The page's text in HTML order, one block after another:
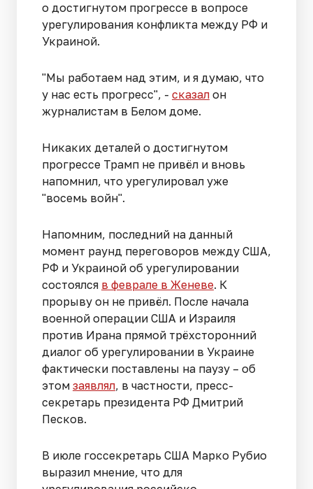
о достигнутом прогрессе в вопросе
урегулирования конфликта между РФ и
Украиной.
"Мы работаем над этим, и я думаю, что
у нас есть прогресс", - сказал он
журналистам в Белом доме.
Никаких деталей о достигнутом
прогрессе Трамп не привёл и вновь
напомнил, что урегулировал уже
"восемь войн".
Напомним, последний на данный
момент раунд переговоров между США,
РФ и Украиной об урегулировании
состоялся в феврале в Женеве. К
прорыву он не привёл. После начала
военной операции США и Израиля
против Ирана прямой трёхсторонний
диалог об урегулировании в Украине
фактически поставлены на паузу – об
этом заявлял, в частности, пресс-
секретарь президента РФ Дмитрий
Песков.
В июле госсекретарь США Марко Рубио
выразил мнение, что для